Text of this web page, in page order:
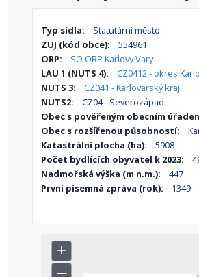
Typ sídla:
Statutární město
ZUJ (kód obce):
554961
ORP:
SO ORP Karlovy Vary
LAU 1 (NUTS 4):
CZ0412 - okres
NUTS 3:
CZ041 - Karlovarský kraj
NUTS2:
CZ04 - Severozápad
Obec s pověřeným obecním
Obec s rozšířenou působností:
Katastrální plocha (ha):
5908
Počet bydlících obyvatel k 2023:
Nadmořská výška (m n.m.):
447
První písemná zpráva (rok):
1349